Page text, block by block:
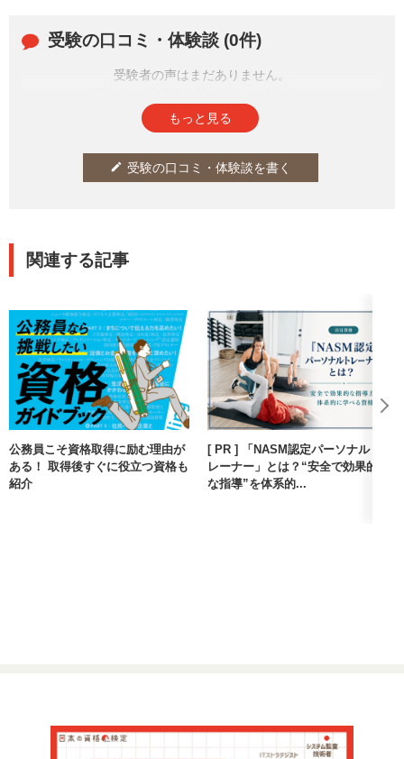
もらいました。
受験の口コミ・体験談 (0件)
受験者の声はまだありません。
もっと見る
edit 受験の口コミ・体験談を書く
関連する記事
公務員こそ資格取得に励む理由が
ある！ 取得後すぐに役立つ資格も
紹介
[ PR ] 「NASM認定パーソナルト
レーナー」とは？“安全で効果的
な指導”を体系的...